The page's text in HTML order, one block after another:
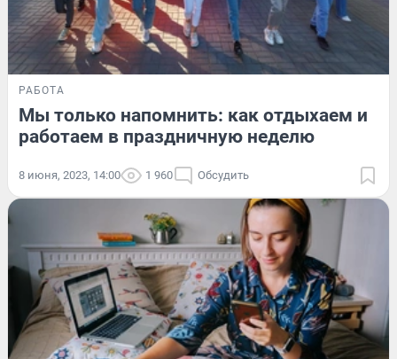
РАБОТА
Мы только напомнить: как отдыхаем и
работаем в праздничную неделю
8 июня, 2023, 14:00 1 960 Обсудить